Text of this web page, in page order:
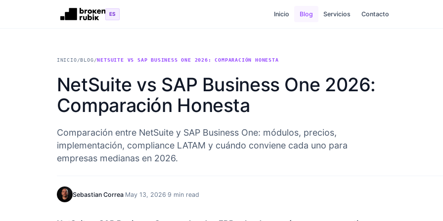
ES Inicio Blog Servicios Contacto
INICIO/BLOG/NETSUITE VS SAP BUSINESS ONE 2026: COMPARACIÓN HONESTA
NetSuite vs SAP Business One 2026:
Comparación Honesta
Comparación entre NetSuite y SAP Business One: módulos, precios,
implementación, compliance LATAM y cuándo conviene cada uno para
empresas medianas en 2026.
Sebastian Correa·May 13, 2026·9 min read